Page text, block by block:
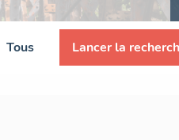
Tous
Lancer la